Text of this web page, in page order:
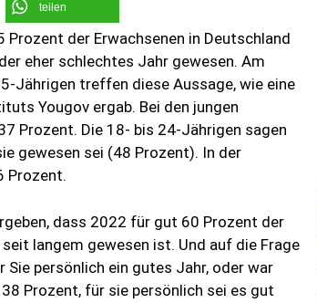
teilen
Prozent der Erwachsenen in Deutschland
eher schlechtes Jahr gewesen. Am
Jährigen treffen diese Aussage, wie eine
Yougov ergab. Bei den jungen
Prozent. Die 18- bis 24-Jährigen sagen
gewesen sei (48 Prozent). In der
Prozent.
dass 2022 für gut 60 Prozent der
langem gewesen ist. Und auf die Frage
Sie persönlich ein gutes Jahr, oder war
Prozent, für sie persönlich sei es gut